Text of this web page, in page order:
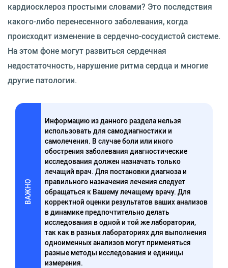
кардиосклероз простыми словами? Это последствия
какого-либо перенесенного заболевания, когда
происходит изменение в сердечно-сосудистой системе.
На этом фоне могут развиться сердечная
недостаточность, нарушение ритма сердца и многие
другие патологии.
ВАЖНО
Информацию из данного раздела нельзя
использовать для самодиагностики и
самолечения. В случае боли или иного
обострения заболевания диагностические
исследования должен назначать только
лечащий врач. Для постановки диагноза и
правильного назначения лечения следует
обращаться к Вашему лечащему врачу. Для
корректной оценки результатов ваших анализов
в динамике предпочтительно делать
исследования в одной и той же лаборатории,
так как в разных лабораториях для выполнения
одноименных анализов могут применяться
разные методы исследования и единицы
измерения.